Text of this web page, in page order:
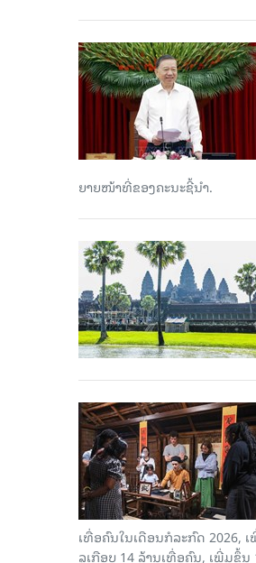
ຍາຍ​ໜ້າ​ທີ່​ຂອງ​ຄະ​ນະ​ຊີ້​ນຳ.
ເທື່ອ​ຄົນ​ໃນ​ເດືອນ​ກໍ​ລະ​ກົດ 2026,
ລຸ​ເກືອບ 14 ລ້ານ​ເທື່ອ​ຄົນ, ເພີ່ມ​ຂຶ້ນ